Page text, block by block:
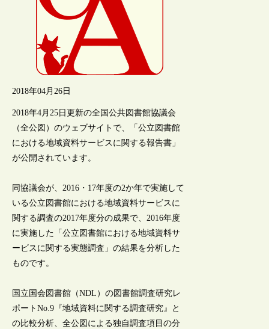
2018年04月26日
2018年4月25日更新の全国公共図書館協議会
（全公図）のウェブサイトで、「公立図書館
における地域資料サービスに関する報告書」
が公開されています。
同協議会が、2016・17年度の2か年で実施して
いる公立図書館における地域資料サービスに
関する調査の2017年度分の成果で、2016年度
に実施した「公立図書館における地域資料サ
ービスに関する実態調査」の結果を分析した
ものです。
国立国会図書館（NDL）の図書館調査研究レ
ポートNo.9『地域資料に関する調査研究』と
の比較分析、全公図による独自調査項目の分